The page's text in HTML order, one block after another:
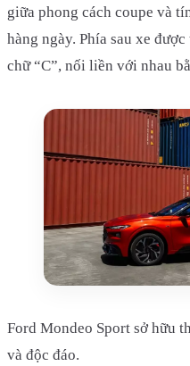
giữa phong cách coupe và
hàng ngày. Phía sau xe
chữ “C”, nối liền với nhau
Ford Mondeo Sport sở hữu
và độc đáo.